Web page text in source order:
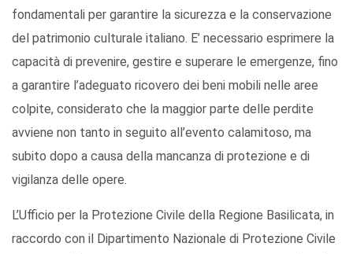
fondamentali per garantire la sicurezza e la conservazione
del patrimonio culturale italiano. E’ necessario esprimere la
capacità di prevenire, gestire e superare le emergenze, fino
a garantire l’adeguato ricovero dei beni mobili nelle aree
colpite, considerato che la maggior parte delle perdite
avviene non tanto in seguito all’evento calamitoso, ma
subito dopo a causa della mancanza di protezione e di
vigilanza delle opere.
L’Ufficio per la Protezione Civile della Regione Basilicata, in
raccordo con il Dipartimento Nazionale di Protezione Civile